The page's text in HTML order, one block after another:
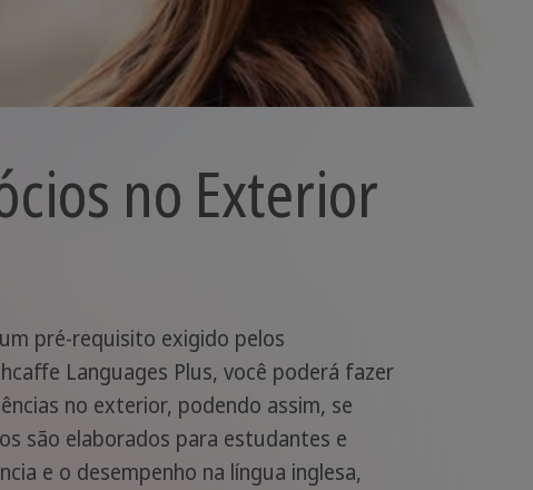
no Exterior
pré-requisito exigido pelos
Languages Plus, você poderá fazer
no exterior, podendo assim, se
são elaborados para estudantes e
e o desempenho na língua inglesa,